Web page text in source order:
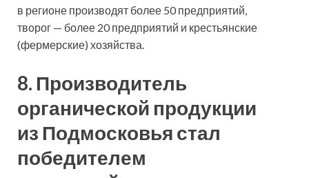
в регионе производят более 50 предприятий,
творог — более 20 предприятий и крестьянские
(фермерские) хозяйства.
8. Производитель
органической продукции
из Подмосковья стал
победителем